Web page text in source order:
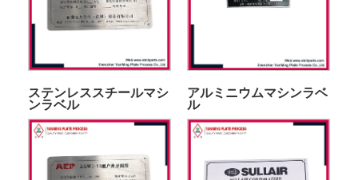
ステンレススチールマシ
ンラベル
アルミニウムマシンラベ
ル